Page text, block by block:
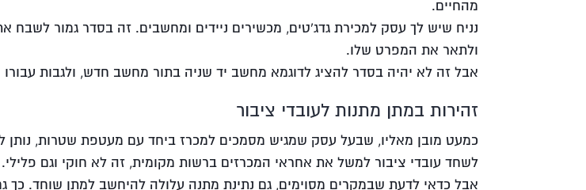
מהחיים.
נניח שיש לך עסק למכירת גדג'טים, מכשירים ניידים ומחשבים. זה בסדר גמור
ולתאר את המפרט שלו.
אבל זה לא יהיה בסדר להציג לדוגמא מחשב יד שניה בתור מחשב חדש, ולגבות
זהירות במתן מתנות לעובדי ציבור
כמעט מובן מאליו, שבעל עסק שמגיש מסמכים למכרז ביחד עם מעטפת שטרות, נותן
לשחד עובדי ציבור למשל את אחראי המכרזים ברשות מקומית, זה לא חוקי וגם פלילי.
אבל כדאי לדעת שבמקרים מסוימים, גם נתינת מתנה עלולה להיחשב למתן שוחד. כך